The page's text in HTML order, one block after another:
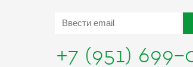
+7 (951)